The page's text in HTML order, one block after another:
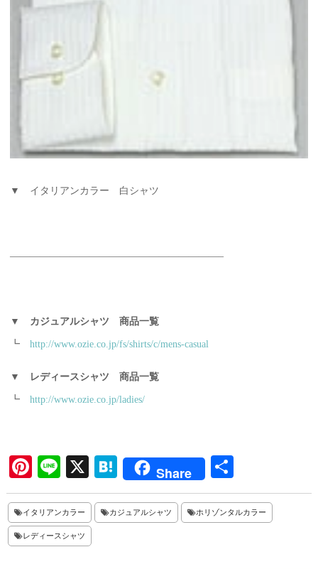
▼ イタリアンカラー 白シャツ
—————————————————————–
▼ カジュアルシャツ 商品一覧
┗ http://www.ozie.co.jp/fs/shirts/c/mens-casual
▼ レディースシャツ 商品一覧
┗ http://www.ozie.co.jp/ladies/
Pi
nt
er
es
Li
ne
X
H
at
en
Share
有
イタリアンカラー カジュアルシャツ ホリゾンタルカラー
レディースシャツ